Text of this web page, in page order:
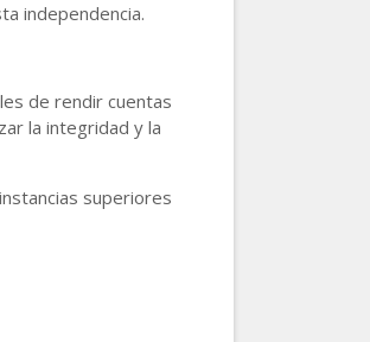
independencia.
de rendir cuentas
la integridad y la
superiores